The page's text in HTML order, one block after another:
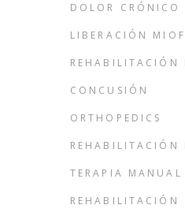
DOLOR CRÓNICO
LIBERACIÓN
REHABILITACIÓN
CONCUSIÓN
ORTHOPEDICS
REHABILITACIÓN
TERAPIA MANUAL
REHABILITACIÓN